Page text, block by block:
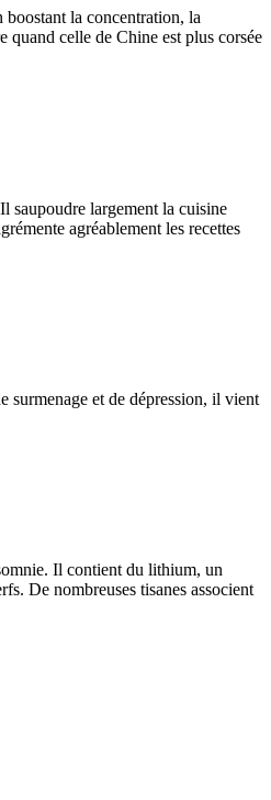
boostant la concentration, la
quand celle de Chine est plus corsée
saupoudre largement la cuisine
agréablement les recettes
surmenage et de dépression, il vient
Il contient du lithium, un
De nombreuses tisanes associent